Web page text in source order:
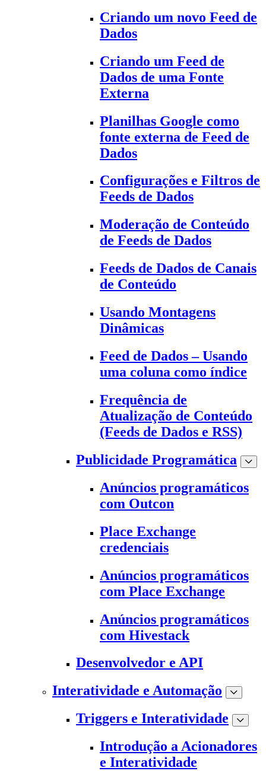
Criando um novo Feed de
Dados
Criando um Feed de
Dados de uma Fonte
Externa
Planilhas Google como
fonte externa de Feed de
Dados
Configurações e Filtros de
Feeds de Dados
Moderação de Conteúdo
de Feeds de Dados
Feeds de Dados de Canais
de Conteúdo
Usando Montagens
Dinâmicas
Feed de Dados – Usando
uma coluna como índice
Frequência de
Atualização de Conteúdo
(Feeds de Dados e RSS)
Publicidade Programática
Anúncios programáticos
com Outcon
Place Exchange
credenciais
Anúncios programáticos
com Place Exchange
Anúncios programáticos
com Hivestack
Desenvolvedor e API
Interatividade e Automação
Triggers e Interatividade
Introdução a Acionadores
e Interatividade